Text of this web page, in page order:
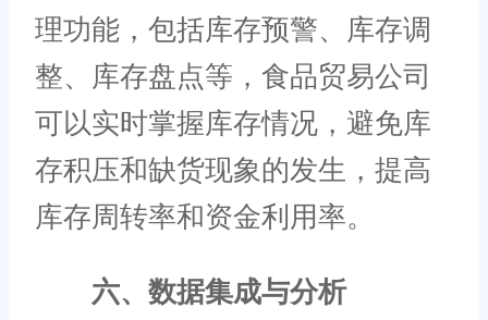
理功能，包括库存预警、库存调
整、库存盘点等，食品贸易公司
可以实时掌握库存情况，避免库
存积压和缺货现象的发生，提高
库存周转率和资金利用率。
六、数据集成与分析